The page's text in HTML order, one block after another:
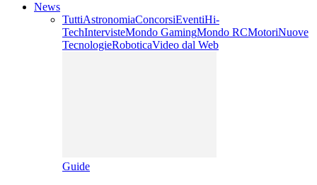
News
TuttiAstronomiaConcorsiEventiHi-
TechIntervisteMondo GamingMondo RCMotoriNuove
TecnologieRoboticaVideo dal Web
Guide